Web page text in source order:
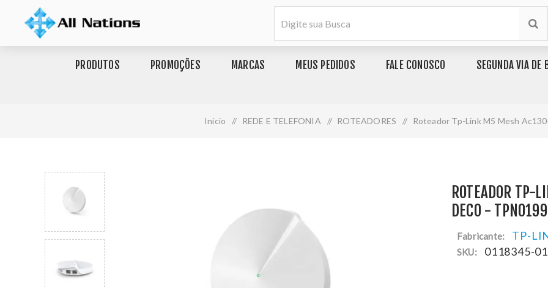
PRODUTOS PROMOÇÕES MARCAS MEUS PEDIDOS FALE CONOSCO SEGUNDA VIA DE
Início / REDE E TELEFONIA / ROTEADORES / Roteador Tp-Link M5 Mesh
ROTEADOR TP-
DECO - TPN0199
Fabricante: TP-
SKU: 0118345-01